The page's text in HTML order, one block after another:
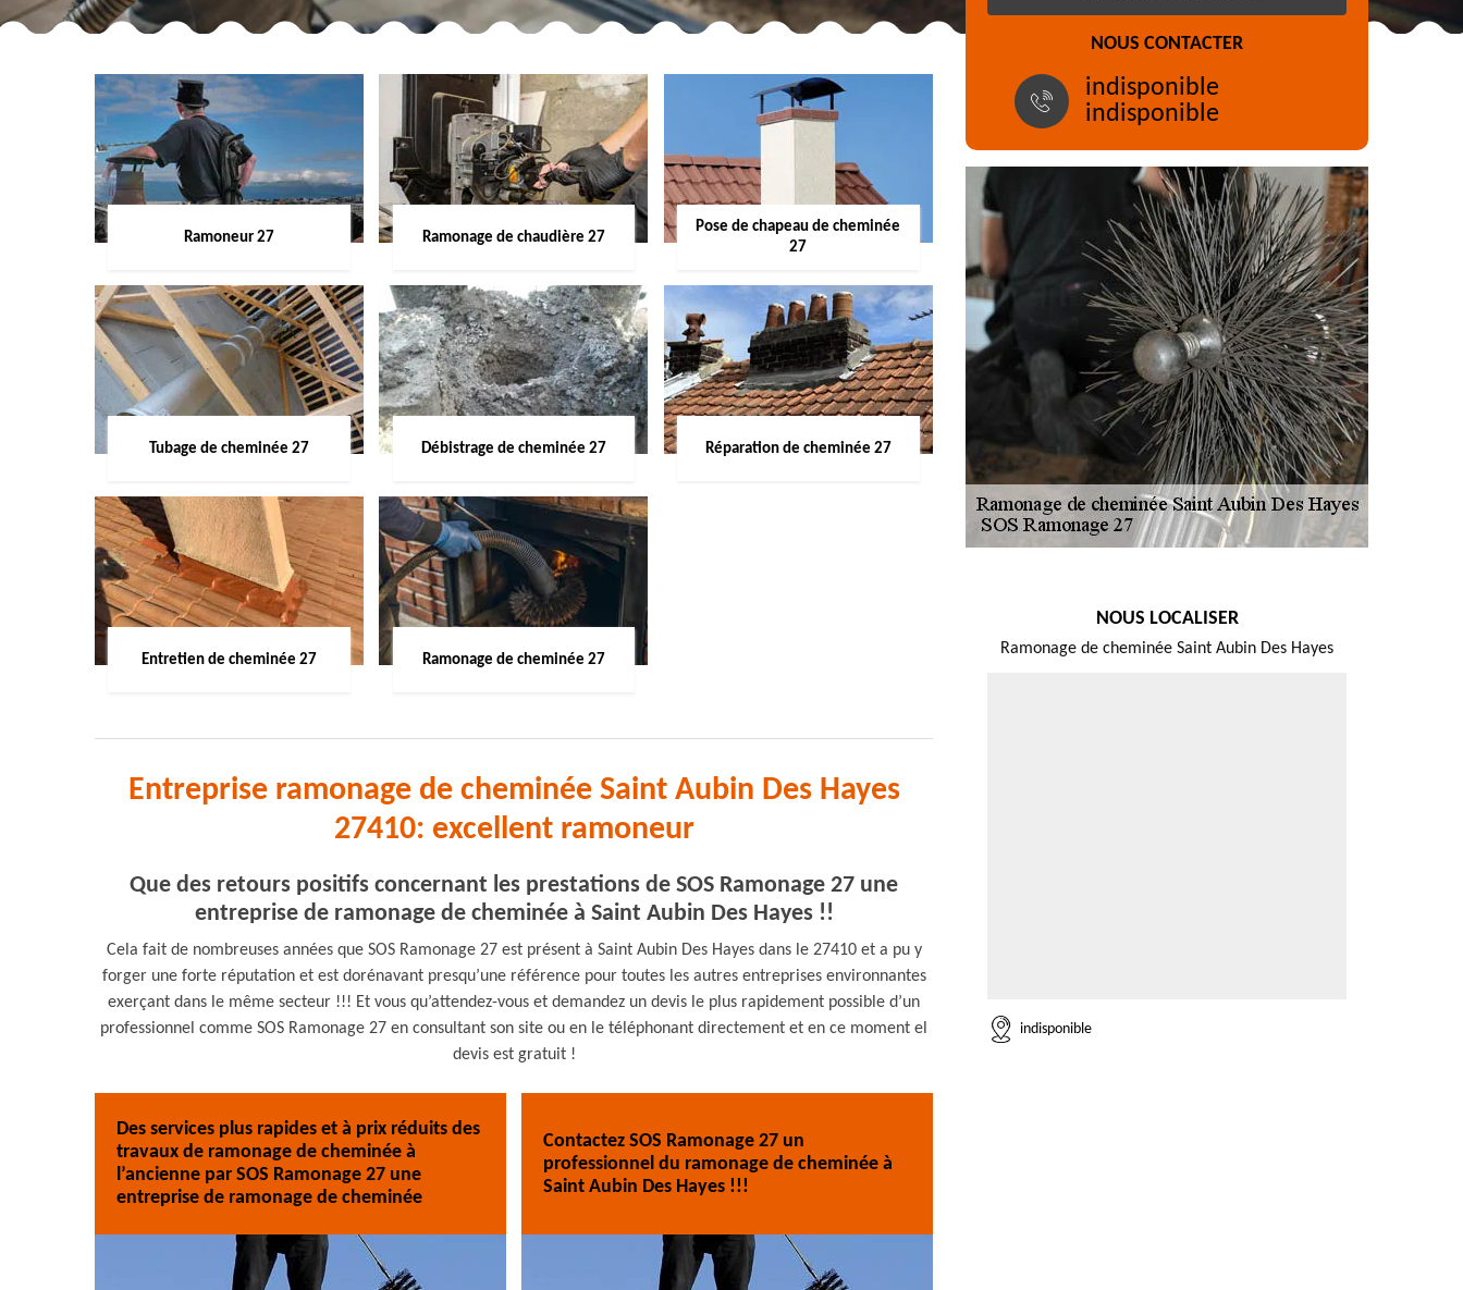
Ramoneur 27 Ramonage de chaudière 27
Pose de chapeau de cheminée
27
Tubage de cheminée 27 Débistrage de cheminée 27 Réparation de cheminée 27
Entretien de cheminée 27 Ramonage de cheminée 27
Entreprise ramonage de cheminée Saint Aubin Des Hayes
27410: excellent ramoneur
Que des retours positifs concernant les prestations de SOS Ramonage 27 une
entreprise de ramonage de cheminée à Saint Aubin Des Hayes !!
Cela fait de nombreuses années que SOS Ramonage 27 est présent à Saint Aubin Des Hayes dans le 27410 et a pu y
forger une forte réputation et est dorénavant presqu’une référence pour toutes les autres entreprises environnantes
exerçant dans le même secteur !!! Et vous qu’attendez-vous et demandez un devis le plus rapidement possible d’un
professionnel comme SOS Ramonage 27 en consultant son site ou en le téléphonant directement et en ce moment el
devis est gratuit !
Des services plus rapides et à prix réduits des
travaux de ramonage de cheminée à
l’ancienne par SOS Ramonage 27 une
entreprise de ramonage de cheminée
Contactez SOS Ramonage 27 un
professionnel du ramonage de cheminée à
Saint Aubin Des Hayes !!!
NOUS CONTACTER
indisponible
indisponible
NOUS LOCALISER
Ramonage de cheminée Saint Aubin Des Hayes
indisponible